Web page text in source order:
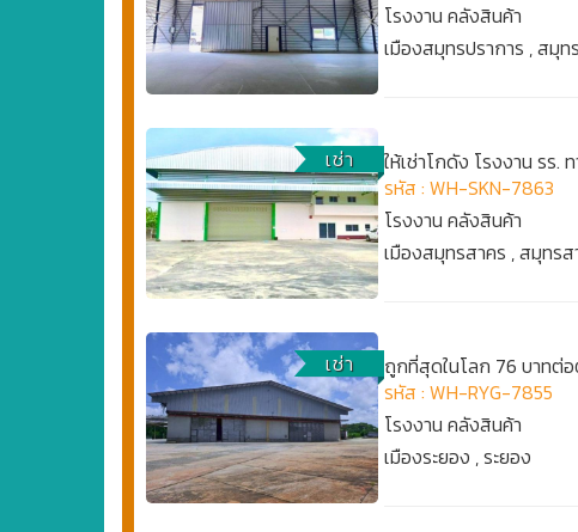
โรงงาน คลังสินค้า
เมืองสมุทรปราการ , สมุท
เช่า
ให้เช่าโกดัง โรงงาน รร.
รหัส : WH-SKN-7863
โรงงาน คลังสินค้า
เมืองสมุทรสาคร , สมุทรส
เช่า
ถูกที่สุดในโลก 76 บาทต่
รหัส : WH-RYG-7855
โรงงาน คลังสินค้า
เมืองระยอง , ระยอง